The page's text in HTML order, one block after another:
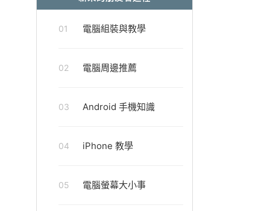
01 電腦組裝與教學
02 電腦周邊推薦
03 Android 手機知識
04 iPhone 教學
05 電腦螢幕大小事